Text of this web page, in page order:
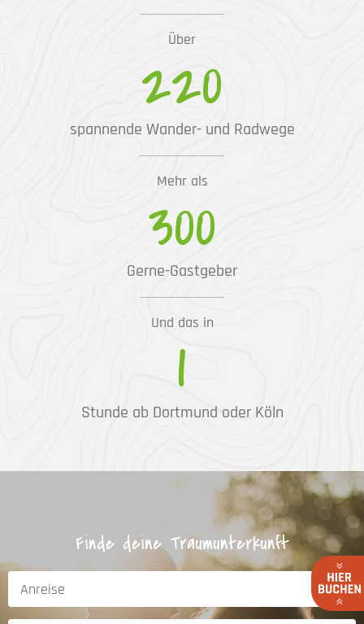
Über
220
spannende Wander- und Radwege
Mehr als
300
Gerne-Gastgeber
Und das in
1
Stunde ab Dortmund oder Köln
Finde deine Traumunterkunft